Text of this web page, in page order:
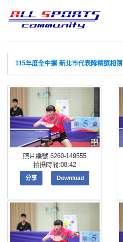
115年度全中運 新北市代表隊精選相簿
照片編號:6260-149555
拍攝時間:08:42
分享 Download